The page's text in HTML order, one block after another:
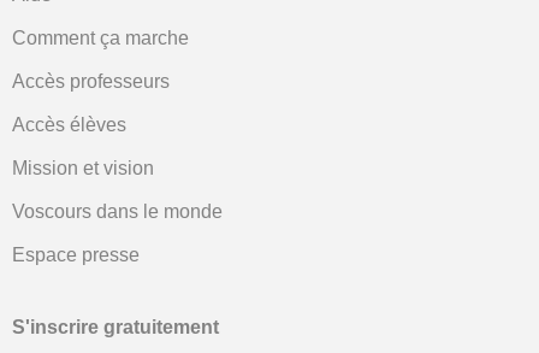
Comment ça marche
Accès professeurs
Accès élèves
Mission et vision
Voscours dans le monde
Espace presse
S'inscrire gratuitement